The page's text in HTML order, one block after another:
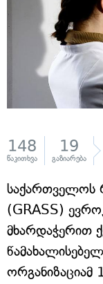
148
წაკითხვა
19
გაზიარება
საქართველოს
(GRASS)
მხარდაჭერით
წამახალისებელ